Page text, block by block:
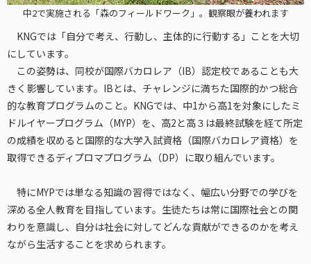
中2で実施される「森のフィールドワーク」。観察眼が養われます
KNGでは「自分で考え、行動し、主体的に行動する」ことを大切
にしています。
この姿勢は、同校が国際バカロレア（IB）認定校であることも大
きく影響しています。IBとは、チャレンジに満ちた国際的かつ総合
的な教育プログラムのこと。KNGでは、中1から高1を対象にしたミ
ドルイヤープログラム（MYP）を、高2と高３は最終試験を経て所定
の成績を収めると国際的な大学入試資格（国際バカロレア資格）を
取得できるディプロマプログラム（DP）に取り組んでいます。
特にMYPでは単なる知識の習得ではなく、幅広い分野での学びを
深める全人教育を目指しています。生徒たちは常に国際社会との関
わりを意識し、自分は社会に対してどんな貢献ができるのかを考え
ながら生活することを求められます。